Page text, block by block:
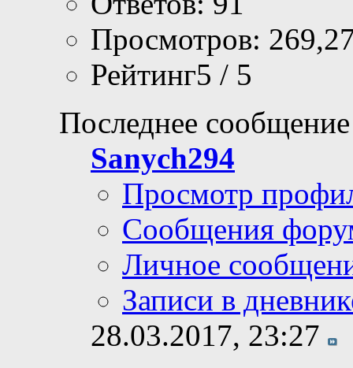
Просмотров:
Рейтинг5 / 5
Последнее
Sanych294
Просмотр
Сообщения
Личное
Записи в
28.03.2017, 23:27